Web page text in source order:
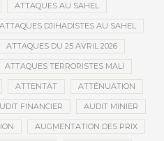
ATTAQUES AU SAHEL
ATTAQUES DJIHADISTES AU SAHEL
ATTAQUES DU 25 AVRIL 2026
ATTAQUES TERRORISTES MALI
ATTENTAT ATTÉNUATION
FINANCIER AUDIT MINIER
AUGMENTATION DES PRIX